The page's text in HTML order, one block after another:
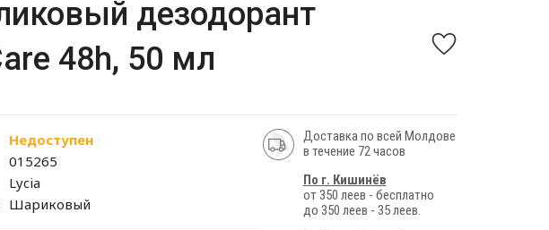
дезодорант
48h, 50 мл
Недоступен
015265
Lycia
Шариковый
Доставка по всей Молдове
в течение 72 часов
По г. Кишинёв
от 350 леев - бесплатно
до 350 леев - 35 леев.